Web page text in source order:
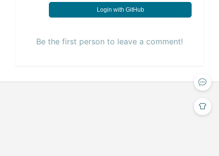
Login with GitHub
Be the first person to leave a comment!